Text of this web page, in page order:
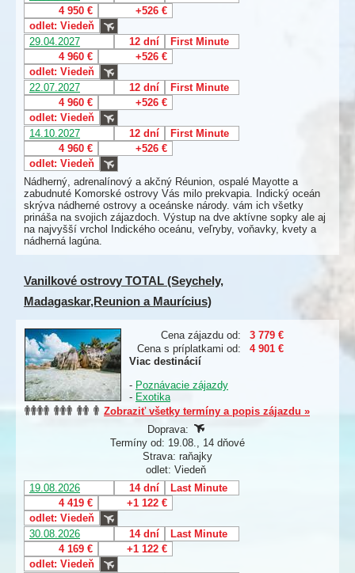
4 950 €
+526 €
odlet: Viedeň
29.04.2027
12 dní
First Minute
4 960 €
+526 €
odlet: Viedeň
22.07.2027
12 dní
First Minute
4 960 €
+526 €
odlet: Viedeň
14.10.2027
12 dní
First Minute
4 960 €
+526 €
odlet: Viedeň
Nádherný, adrenalínový a akčný Réunion, ospalé Mayotte a
zabudnuté Komorské ostrovy Vás milo prekvapia. Indický oceán
skrýva nádherné ostrovy a oceánske národy. vám ich všetky
prináša na svojich zájazdoch. Výstup na dve aktívne sopky ale aj
na najvyšší vrchol Indického oceánu, veľryby, voňavky, kvety a
nádherná lagúna.
Vanilkové ostrovy TOTAL (Seychely,
Madagaskar,Reunion a Maurícius)
Cena zájazdu od:
3 779 €
Cena s príplatkami od:
4 901 €
Viac destinácií
- Poznávacie zájazdy
- Exotika
Zobraziť všetky termíny a popis zájazdu »
Doprava:
Termíny od: 19.08., 14 dňové
Strava: raňajky
odlet: Viedeň
19.08.2026
14 dní
Last Minute
4 419 €
+1 122 €
odlet: Viedeň
30.08.2026
14 dní
Last Minute
4 169 €
+1 122 €
odlet: Viedeň